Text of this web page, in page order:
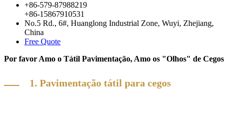
+86-579-87988219
+86-15867910531
No.5 Rd., 6#, Huanglong Industrial Zone, Wuyi, Zhejiang,
China
Free Quote
Por favor Amo o Tátil Pavimentação, Amo os "Olhos" de Cegos
1. Pavimentação tátil para cegos